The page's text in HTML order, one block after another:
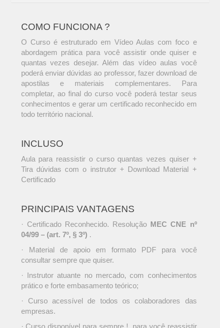
COMO FUNCIONA ?
O Curso é estruturado em Vídeo Aulas com foco e
abordagem prática para você assistir onde quiser e
quantas vezes desejar. Além das vídeo aulas você
poderá enviar dúvidas ao professor, fazer download de
apostilas e materiais complementares. Para
completar, ao final do curso você poderá testar seus
conhecimentos e gerar um certificado reconhecido em
todo território nacional.
INCLUSO
Aula para reassistir o curso quantas vezes quiser +
Tira dúvidas com o instrutor + Download Material +
Certificado
PRINCIPAIS VANTAGENS
· Certificado Reconhecido. Resolução MEC CNE nº
04/99 – (art. 7º, § 3º) .
· Material de apoio em formato PDF para você
consultar sempre que quiser.
· Instrutor atuante no mercado, com conhecimentos
prático e forte embasamento teórico;
· Curso acessível de todos os colaboradores das
empresas.